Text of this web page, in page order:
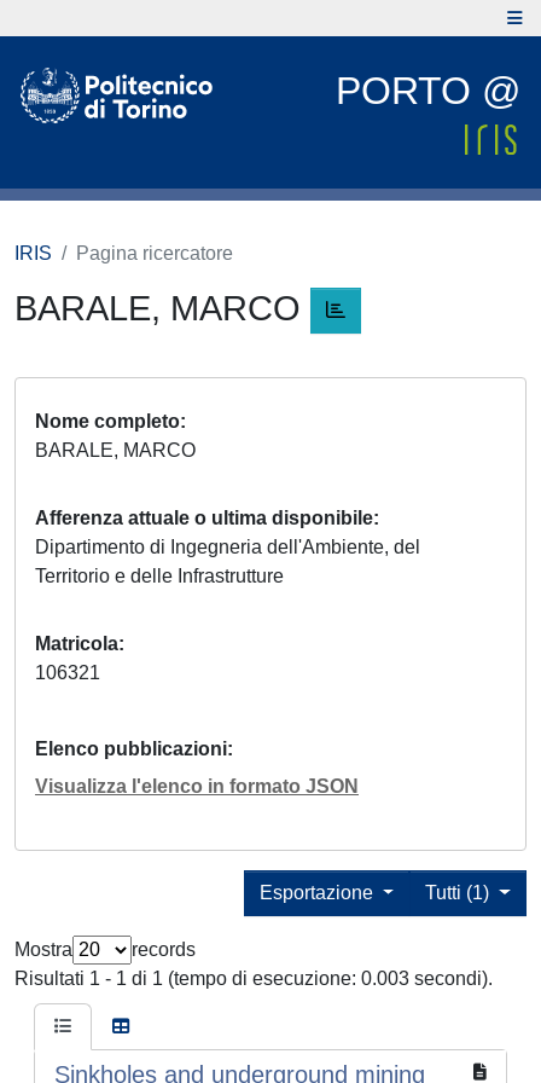
PORTO @
IRIS Pagina ricercatore
BARALE, MARCO
Nome completo
BARALE, MARCO
Afferenza attuale o ultima disponibile
Dipartimento di Ingegneria dell'Ambiente, del
Territorio e delle Infrastrutture
Matricola
106321
Elenco pubblicazioni
Visualizza l'elenco in formato JSON
Tutti (1)
Esportazione
Mostra
records
Risultati 1 - 1 di 1 (tempo di esecuzione: 0.003 secondi).
Sinkholes and underground mining